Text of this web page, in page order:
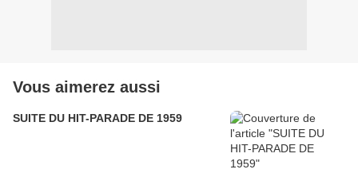
Vous aimerez aussi
SUITE DU HIT-PARADE DE 1959